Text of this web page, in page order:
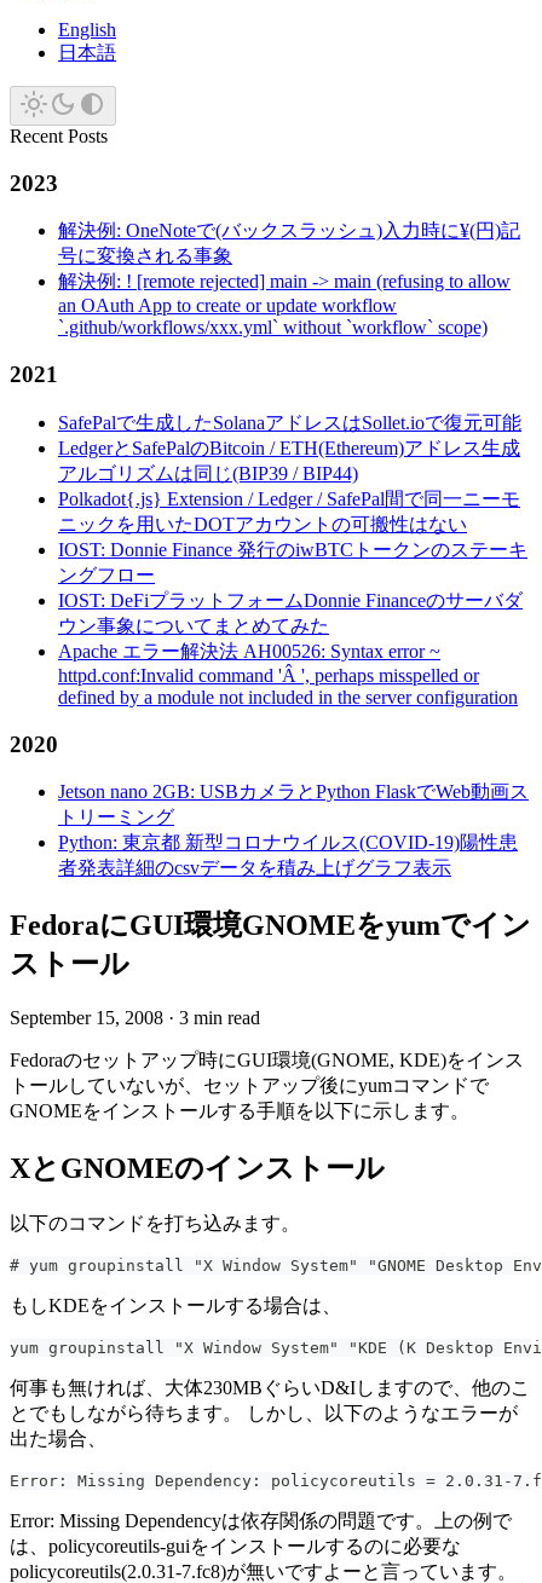
English
日本語
Recent Posts
2023
解決例: OneNoteで(バックスラッシュ)入力時に¥(円)記
号に変換される事象
解決例: ! [remote rejected] main -> main (refusing to allow
an OAuth App to create or update workflow
`.github/workflows/xxx.yml` without `workflow` scope)
2021
SafePalで生成したSolanaアドレスはSollet.ioで復元可能
LedgerとSafePalのBitcoin / ETH(Ethereum)アドレス生成
アルゴリズムは同じ(BIP39 / BIP44)
Polkadot{.js} Extension / Ledger / SafePal間で同一ニーモ
ニックを用いたDOTアカウントの可搬性はない
IOST: Donnie Finance 発行のiwBTCトークンのステーキ
ングフロー
IOST: DeFiプラットフォームDonnie Financeのサーバダ
ウン事象についてまとめてみた
Apache エラー解決法 AH00526: Syntax error ~
httpd.conf:Invalid command 'Â ', perhaps misspelled or
defined by a module not included in the server configuration
2020
Jetson nano 2GB: USBカメラとPython FlaskでWeb動画ス
トリーミング
Python: 東京都 新型コロナウイルス(COVID-19)陽性患
者発表詳細のcsvデータを積み上げグラフ表示
FedoraにGUI環境GNOMEをyumでイン
ストール
September 15, 2008 · 3 min read
Fedoraのセットアップ時にGUI環境(GNOME, KDE)をインス
トールしていないが、セットアップ後にyumコマンドで
GNOMEをインストールする手順を以下に示します。
XとGNOMEのインストール
以下のコマンドを打ち込みます。
# yum groupinstall "X Window System" "GNOME Desktop
もしKDEをインストールする場合は、
yum groupinstall "X Window System" "KDE (K Desktop
何事も無ければ、大体230MBぐらいD&Iしますので、他のこ
とでもしながら待ちます。 しかし、以下のようなエラーが
出た場合、
Error: Missing Dependency: policycoreutils = 2.0.31-
Error: Missing Dependencyは依存関係の問題です。上の例で
は、policycoreutils-guiをインストールするのに必要な
policycoreutils(2.0.31-7.fc8)が無いですよーと言っています。